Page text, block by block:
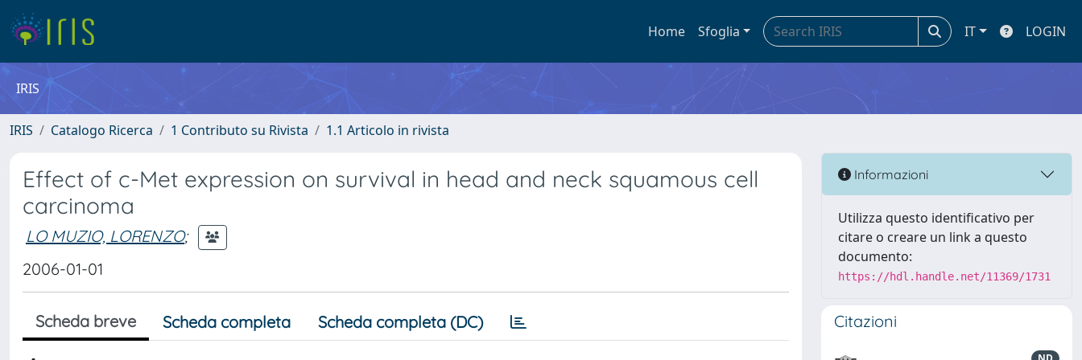
Home Sfoglia IT LOGIN
IRIS
IRIS Catalogo Ricerca 1 Contributo su Rivista 1.1 Articolo in rivista
Effect of c-Met expression on survival in head and neck squamous cell
carcinoma
LO MUZIO, LORENZO;
2006-01-01
Scheda breve Scheda completa Scheda completa (DC)
Informazioni
Utilizza questo identificativo per
citare o creare un link a questo
documento:
https://hdl.handle.net/11369/1731
Citazioni